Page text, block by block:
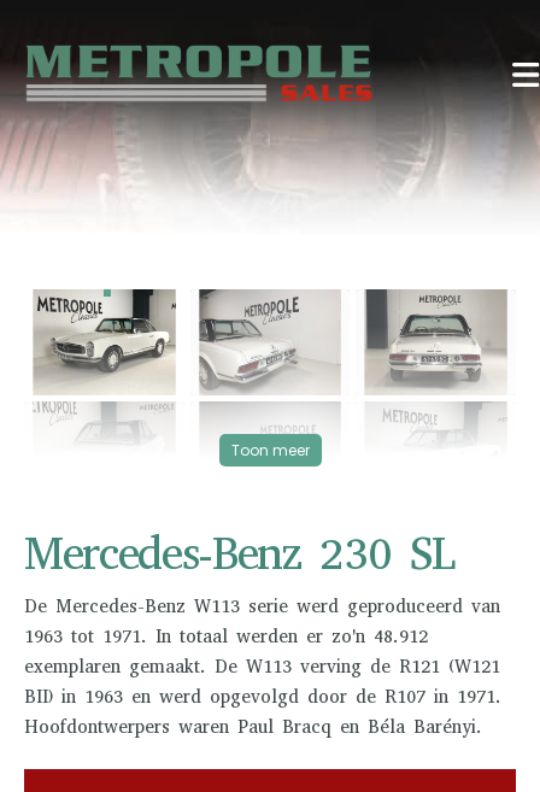
VERKOCHT
‹ ›
Toon meer
Mercedes-Benz 230 SL
De Mercedes-Benz W113 serie werd geproduceerd van
1963 tot 1971. In totaal werden er zo'n 48.912
exemplaren gemaakt. De W113 verving de R121 (W121
BII) in 1963 en werd opgevolgd door de R107 in 1971.
Hoofdontwerpers waren Paul Bracq en Béla Barényi.